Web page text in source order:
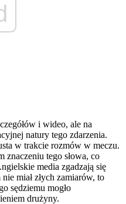
i wideo, ale na
natury tego zdarzenia.
w trakcie rozmów w meczu.
znaczeniu tego słowa, co
media zgadzają się
miał złych zamiarów, to
sędziemu mogło
drużyny.